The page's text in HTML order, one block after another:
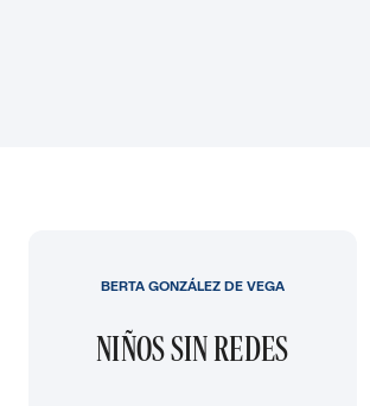
NIÑOS SIN REDES
BERTA GONZÁLEZ DE VEGA